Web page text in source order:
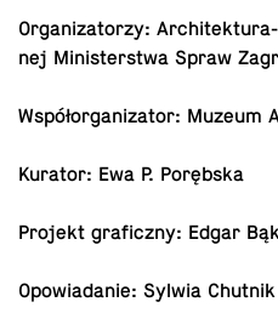
Or­ga­ni­za­to­rzy:
nej Mi­ni­ster­stwa Spraw
Współ­or­ga­ni­za­tor: Muzeum
Kurator: Ewa P. Porębska
Projekt gra­ficz­ny: Edgar
Opo­wia­da­nie: Sylwia Chutnik